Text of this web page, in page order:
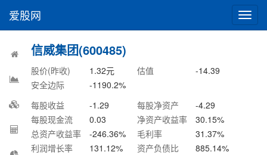
切
换
爱股网
信威集团(600485)
股价(昨收) 1.32元 估值
-14.39
安全边际
-1190.2%
每股收益
-1.29 每股净资产
-4.29
每股现金流
0.03 净资产收益率 30.15%
总资产收益率
-246.36% 毛利率 31.37%
利润增长率
131.12% 资产负债比 885.14%